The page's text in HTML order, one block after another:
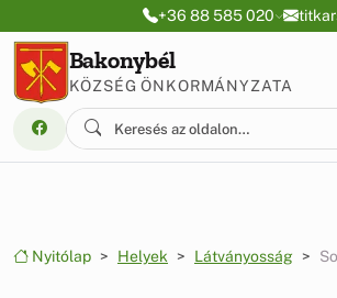
Ugrás a menüre
Ugrás a tartalomra+36 88 585 020
Bakonybél
KÖZSÉG ÖNKORMÁNYZATA
Nyitólap Helyek Látványosság